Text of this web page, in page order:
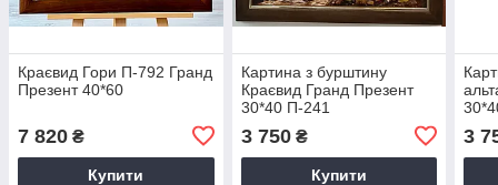
Краєвид Гори П-792 Гранд
Презент 40*60
7 820 ₴
Купити
Картина з бурштину
Краєвид Гранд Презент
30*40 П-241
3 750₴
Купити
3